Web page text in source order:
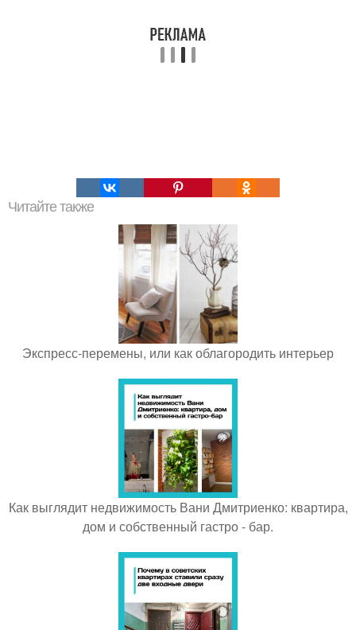
Читайте также
Экспресс-перемены, или как облагородить интерьер
Как выглядит недвижимость Вани Дмитриенко: квартира,
дом и собственный гастро - бар.